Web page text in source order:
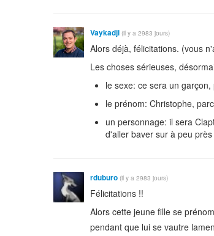
Vaykadji (il y a 2983 jours)
Alors déjà, félicitations. (vous
Les choses sérieuses,
le sexe: ce sera un
le prénom: Christophe,
un personnage: il sera
d'aller baver sur à peu
rduburo (il y a 2983 jours)
Félicitations !!
Alors cette jeune fille se
pendant que lui se vautre